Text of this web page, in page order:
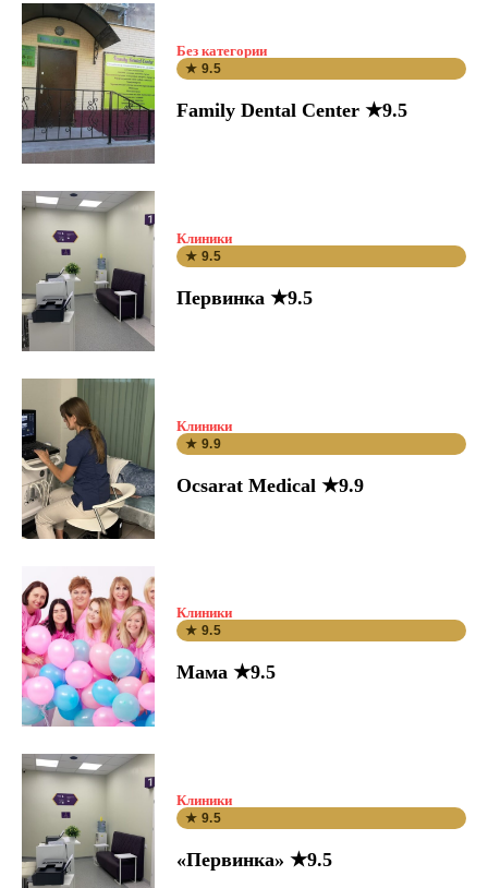
Без категории
★ 9.5
Family Dental Center ★9.5
Клиники
★ 9.5
Первинка ★9.5
Клиники
★ 9.9
Ocsarat Medical ★9.9
Клиники
★ 9.5
Мама ★9.5
Клиники
★ 9.5
«Первинка» ★9.5